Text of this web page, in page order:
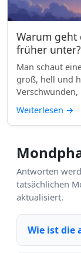
Warum geht
früher unter?
Man schaut
groß, hell und
Verschwunden,
Weiterlesen →
Antworten
tatsächlichen
aktualisiert.
Wie ist die